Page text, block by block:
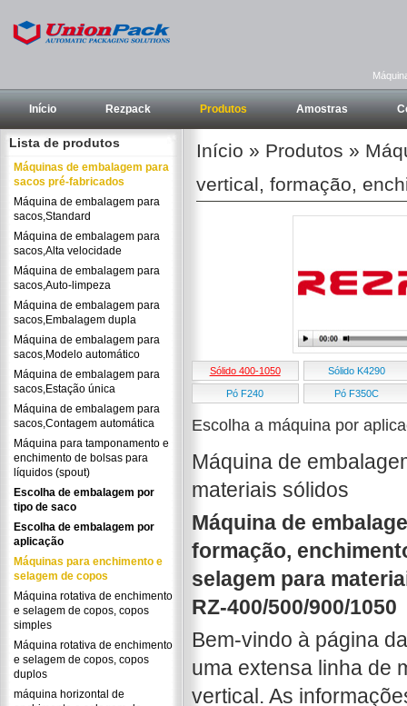
Início Rezpack Produtos Amostras
Lista de produtos
Máquinas de embalagem para
sacos pré-fabricados
Máquina de embalagem para
sacos,Standard
Máquina de embalagem para
sacos,Alta velocidade
Máquina de embalagem para
sacos,Auto-limpeza
Máquina de embalagem para
sacos,Embalagem dupla
Máquina de embalagem para
sacos,Modelo automático
Máquina de embalagem para
sacos,Estação única
Máquina de embalagem para
sacos,Contagem automática
Máquina para tamponamento e
enchimento de bolsas para
líquidos (spout)
Escolha de embalagem por
tipo de saco
Escolha de embalagem por
aplicação
Máquinas para enchimento e
selagem de copos
Máquina rotativa de enchimento
e selagem de copos, copos
simples
Máquina rotativa de enchimento
e selagem de copos, copos
duplos
máquina horizontal de
Início » Produtos »
vertical, formação,
Sólido 400-1050 Sólido K4290
Pó F240 Pó F350C
Escolha a máquina por
Máquina de
materiais sólidos
Máquina de
formação,
selagem para
RZ-400/500/900/1050
Bem-vindo à página
uma extensa linha de
vertical. As